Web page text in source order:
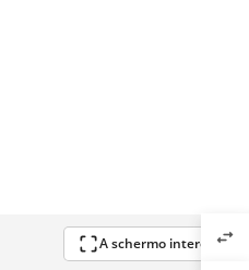
A schermo intero swap_horiz